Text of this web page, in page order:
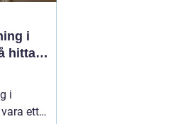
i
dina
i
ett